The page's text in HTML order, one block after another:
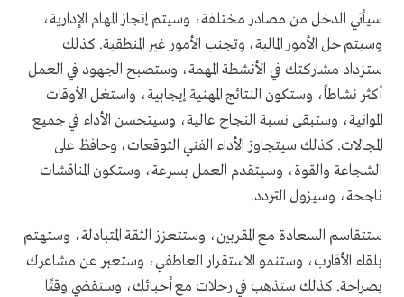
سيأتي الدخل من مصادر مختلفة، وسيتم إنجاز المهام الإدارية،
وسيتم حل الأمور المالية، وتجنب الأمور غير المنطقية. كذلك
ستزداد مشاركتك في الأنشطة المهمة، وستصبح الجهود في العمل
أكثر نشاطاً، وستكون النتائج المهنية إيجابية، واستغل الأوقات
المواتية، وستبقى نسبة النجاح عالية، وسيتحسن الأداء في جميع
المجالات. كذلك سيتجاوز الأداء الفني التوقعات، وحافظ على
الشجاعة والقوة، وسيتقدم العمل بسرعة، وستكون المناقشات
ناجحة، وسيزول التردد.
ستتقاسم السعادة مع المقربين، وستتعزز الثقة المتبادلة، وستهتم
بلقاء الأقارب، وستنمو الاستقرار العاطفي، وستعبر عن مشاعرك
بصراحة. كذلك ستذهب في رحلات مع أحبائك، وستقضي وقتًا